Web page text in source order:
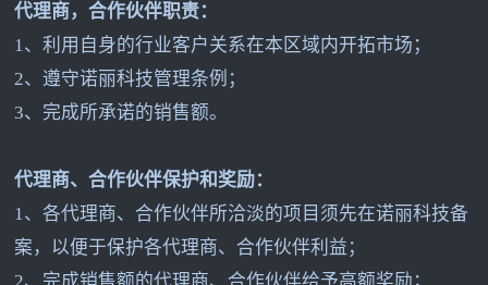
代理商，合作伙伴职责：
1、利用自身的行业客户关系在本区域内开拓市场；
2、遵守诺丽科技管理条例；
3、完成所承诺的销售额。
代理商、合作伙伴保护和奖励：
1、各代理商、合作伙伴所洽淡的项目须先在诺丽科技备
案，以便于保护各代理商、合作伙伴利益；